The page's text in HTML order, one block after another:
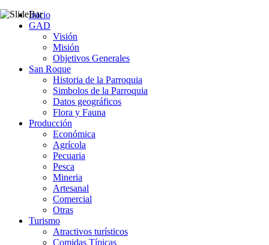
Inicio
GAD
Visión
Misión
Objetivos Generales
San Roque
Historia de la Parroquia
Simbolos de la Parroquia
Datos geográficos
Flora y Fauna
Producción
Económica
Agrícola
Pecuaria
Pesca
Mineria
Artesanal
Comercial
Otras
Turismo
Atractivos turísticos
Comidas Típicas